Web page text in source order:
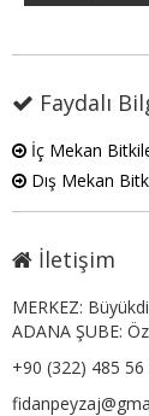
Faydalı
İç Mekan
Dış Mekan
İletişim
MERKEZ:
ADANA ŞUBE:
+90 (322) 485 56